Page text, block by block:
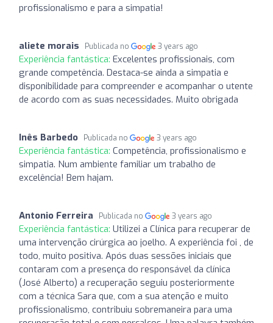
profissionalismo e para a simpatia!
aliete morais Publicada no 3 years ago
Experiência fantástica: Excelentes profissionais, com
grande competência. Destaca-se ainda a simpatia e
disponibilidade para compreender e acompanhar o utente
de acordo com as suas necessidades. Muito obrigada
Inês Barbedo Publicada no 3 years ago
Experiência fantástica: Competência, profissionalismo e
simpatia. Num ambiente familiar um trabalho de
excelência! Bem hajam.
Antonio Ferreira Publicada no 3 years ago
Experiência fantástica: Utilizei a Clínica para recuperar de
uma intervenção cirúrgica ao joelho. A experiência foi , de
todo, muito positiva. Após duas sessões iniciais que
contaram com a presença do responsável da clínica
(José Alberto) a recuperação seguiu posteriormente
com a técnica Sara que, com a sua atenção e muito
profissionalismo, contribuiu sobremaneira para uma